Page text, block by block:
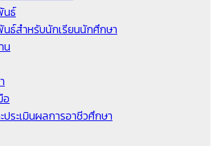
นธ์
นธ์สำหรับนักเรียนนักศึกษา
น
อ
ระเมินผลการอาชีวศึกษา